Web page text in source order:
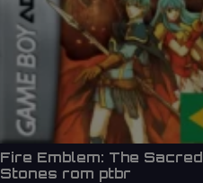
Fire Emblem: The Sacred
Stones rom ptbr